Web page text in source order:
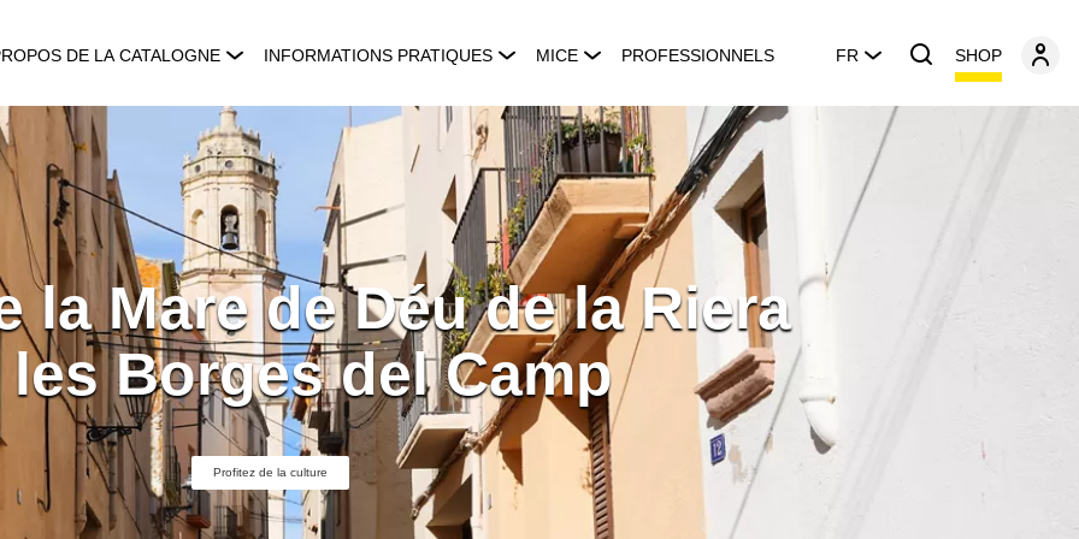
DE LA CATALOGNE INFORMATIONS PRATIQUES MICE PROFESSIONNELS FR SHOP
la Mare de Déu de la Riera
les Borges del Camp
Profitez de la culture